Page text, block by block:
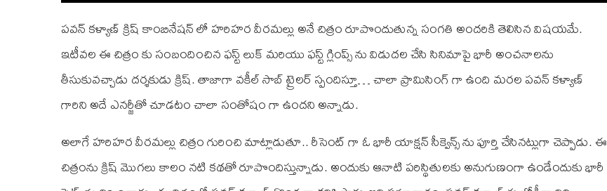
పవన్ కళ్యాణ్ క్రిష్ కాంబినేషన్ లో హరిహర వీరమల్లు అనే చిత్రం రూపొందుతున్న సంగతి అందరికి తెలిసిన విషయమే.
ఇటీవల ఈ చిత్రం కు సంబందించిన ఫస్ట్ లుక్ మరియు ఫస్ట్ గ్లింప్స్ ను విడుదల చేసి సినిమాపై భారీ అంచనాలను
తీసుకువచ్చాడు దర్శకుడు క్రిష్. తాజాగా వకీల్ సాబ్ ట్రైలర్ స్పందిస్తూ… చాలా ప్రామిసింగ్ గా ఉంది మరల పవన్ కళ్యాణ్
గారిని అదే ఎనర్జీతో చూడటం చాలా సంతోషం గా ఉందని అన్నాడు.
అలాగే హరిహర వీరమల్లు చిత్రం గురించి మాట్లాడుతూ.. రీసెంట్ గా ఓ భారీ యాక్షన్ సీక్వెన్స్ ను పూర్తి చేసినట్లుగా చెప్పాడు. ఈ
చిత్రంను క్రిష్ మొగలు కాలం నటి కథతో రూపొందిస్తున్నాడు. అందుకు ఆనాటి పరిస్థితులకు అనుగుణంగా ఉండేందుకు భారీ